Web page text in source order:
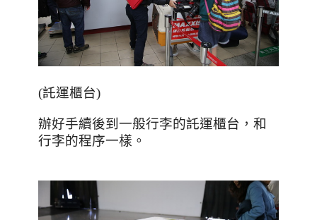
(託運櫃台)
辦好手續後到一般行李的託運櫃台，和
行李的程序一樣。